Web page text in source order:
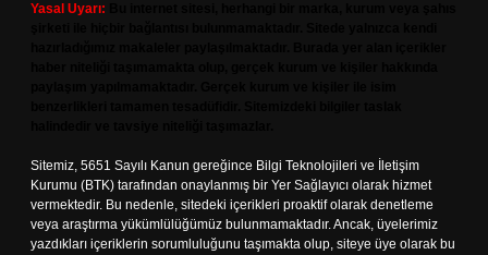
Yasal Uyarı:
Sitemiz, 5651 Sayılı Kanun gereğince Bilgi Teknolojileri ve İletişim
Kurumu (BTK) tarafından onaylanmış bir Yer Sağlayıcı olarak hizmet
vermektedir. Bu nedenle, sitedeki içerikleri proaktif olarak denetleme
veya araştırma yükümlülüğümüz bulunmamaktadır. Ancak, üyelerimiz
yazdıkları içeriklerin sorumluluğunu taşımakta olup, siteye üye olarak bu